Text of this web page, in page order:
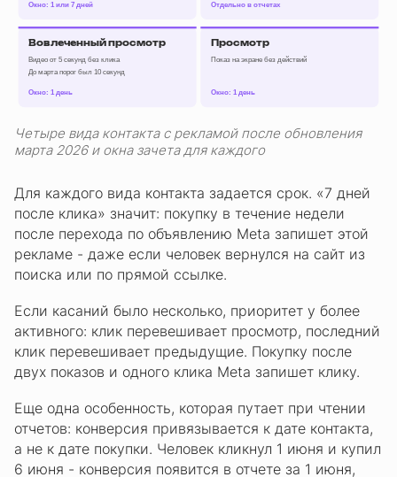
Окно: 1 или 7 дней Отдельно в отчетах
Вовлеченный просмотр
Видео от 5 секунд без клика
До марта порог был 10 секунд
Окно: 1 день
Просмотр
Показ на экране без действий
Окно: 1 день
Четыре вида контакта с рекламой после обновления
марта 2026 и окна зачета для каждого
Для каждого вида контакта задается срок. «7 дней
после клика» значит: покупку в течение недели
после перехода по объявлению Meta запишет этой
рекламе - даже если человек вернулся на сайт из
поиска или по прямой ссылке.
Если касаний было несколько, приоритет у более
активного: клик перевешивает просмотр, последний
клик перевешивает предыдущие. Покупку после
двух показов и одного клика Meta запишет клику.
Еще одна особенность, которая путает при чтении
отчетов: конверсия привязывается к дате контакта,
а не к дате покупки. Человек кликнул 1 июня и купил
6 июня - конверсия появится в отчете за 1 июня,